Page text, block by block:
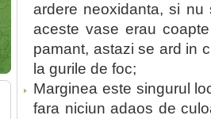
ardere neoxidanta, si nu
aceste vase erau
pamant, astazi se ard in
la gurile de foc;
Marginea este singurul
fara niciun adaos de